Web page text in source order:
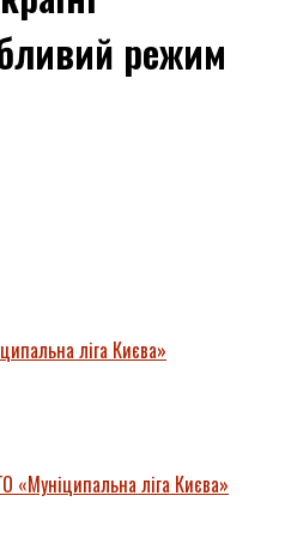
ліга Києва»
«Муніципальна ліга Києва»
режим